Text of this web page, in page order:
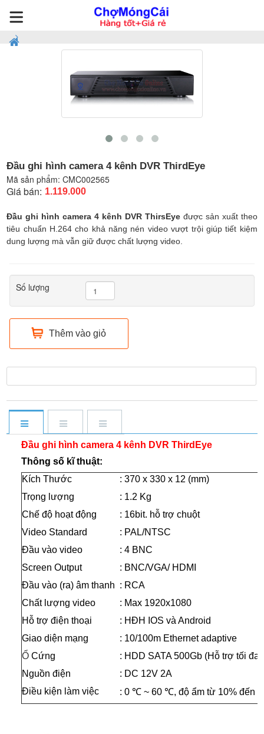
Đầu ghi hình camera 4 kênh DVR ThirdEye
Mã sản phẩm:CMC002565
Giá bán: 1.119.000
Đầu ghi hình camera 4 kênh DVR ThirsEye được sản xuất theo
tiêu chuẩn H.264 cho khả năng nén video vượt trội giúp tiết kiệm
dung lượng mà vẫn giữ được chất lượng video.
Số lượng
Thêm vào giỏ
Đầu ghi hình camera 4 kênh DVR ThirdEye
Thông số kĩ thuật:
Kích Thước
: 370 x 330 x 12 (mm)
Trọng lượng
: 1.2 Kg
Chế độ hoạt động
: 16bit. hỗ trợ chuột
Video Standard
: PAL/NTSC
Đầu vào video
: 4 BNC
Screen Output
: BNC/VGA/ HDMI
Đầu vào (ra) âm thanh : RCA
Chất lượng video
: Max 1920x1080
Hỗ trợ điện thoại
: HĐH IOS và Android
Giao diện mạng
: 10/100m Ethernet adaptive
Ổ Cứng
: HDD SATA 500Gb (Hỗ trợ tối đa
Nguồn điện
: DC 12V 2A
Điều kiện làm việc
:0 ℃ ~ 60 ℃, độ ẩm từ 10% đến